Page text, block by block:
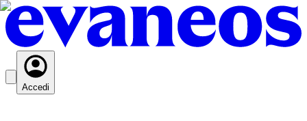
Accedi